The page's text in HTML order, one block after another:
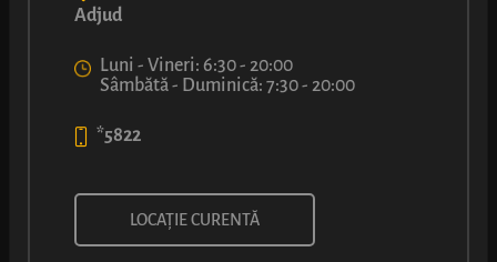
PLĂCINTĂ CU BRÂNZĂ DULCE
Adjud
Luni - Vineri: 6:30 - 20:00
Sâmbătă - Duminică: 7:30 - 20:00
*5822
LOCAȚIE CURENTĂ